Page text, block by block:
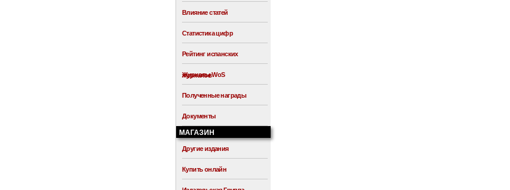
Влияние статей
Статистика цифр
Рейтинг испанских
журналов
Журналы WoS
Полученные награды
Документы
МАГАЗИН
Другие издания
Купить онлайн